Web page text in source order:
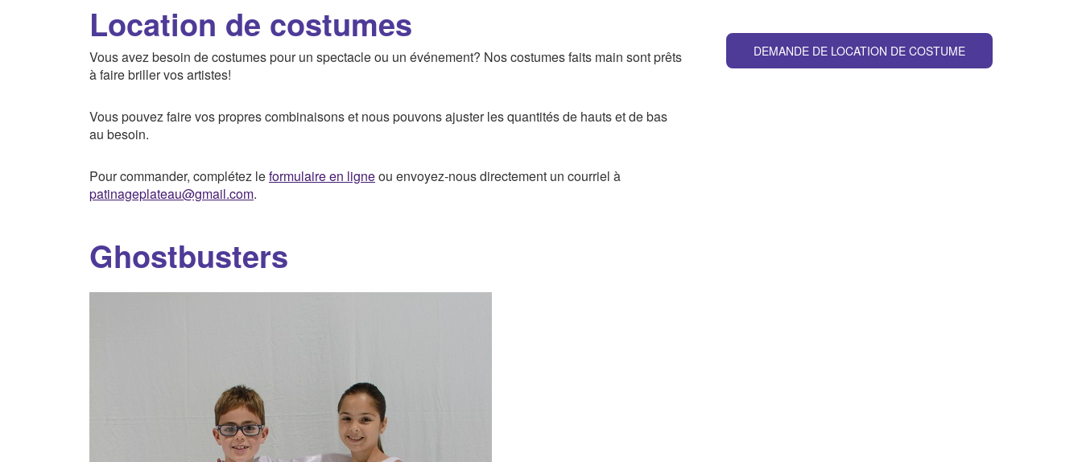
Location de costumes
Vous avez besoin de costumes pour un spectacle ou un événement? Nos costumes faits main sont prêts
à faire briller vos artistes!
Vous pouvez faire vos propres combinaisons et nous pouvons ajuster les quantités de hauts et de bas
au besoin.
Pour commander, complétez leformulaire en ligneou envoyez-nous directement un courriel à
patinageplateau@gmail.com.
DEMANDE DE LOCATION DE COSTUME
Ghostbusters